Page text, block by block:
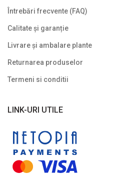
Întrebări frecvente (FAQ)
Calitate și garanție
Livrare și ambalare plante
Returnarea produselor
Termeni si conditii
LINK-URI UTILE